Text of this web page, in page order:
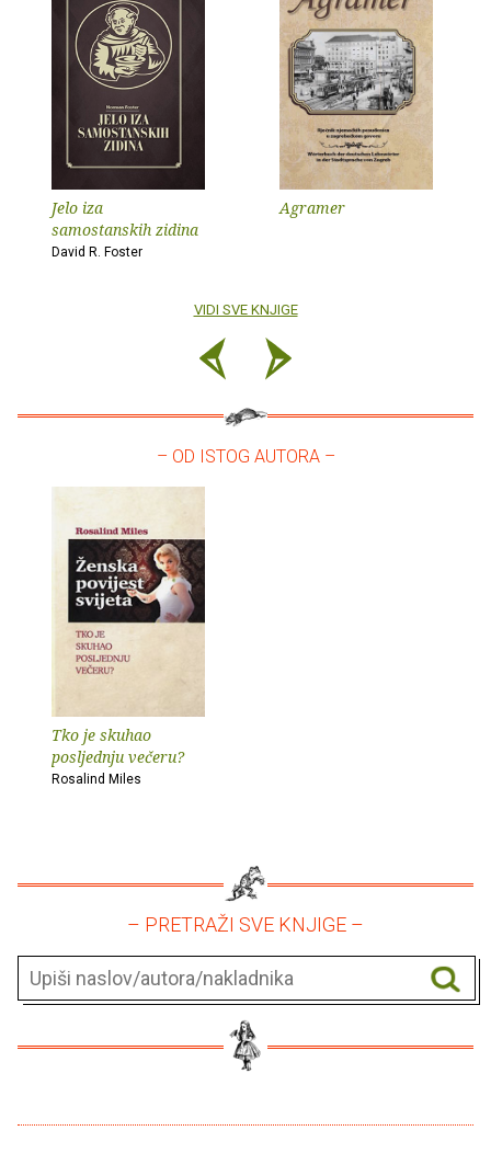
Jelo iza
samostanskih zidina
David R. Foster
Agramer
VIDI SVE KNJIGE
– OD ISTOG AUTORA –
Tko je skuhao
posljednju večeru?
Rosalind Miles
– PRETRAŽI SVE KNJIGE –